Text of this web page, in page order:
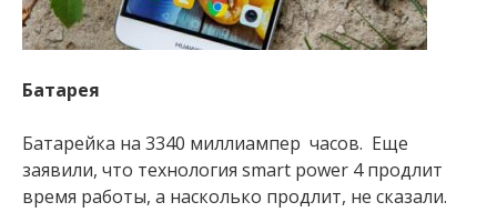
Батарея
Батарейка на 3340 миллиампер часов. Еще
заявили, что технология smart power 4 продлит
время работы, а насколько продлит, не сказали.